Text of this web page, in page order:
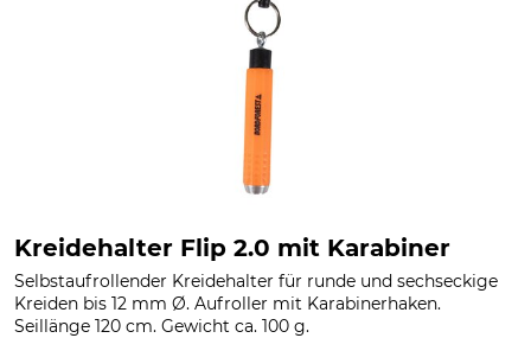
Kreidehalter Flip 2.0 mit Karabiner
Selbstaufrollender Kreidehalter für runde und sechseckige
Kreiden bis 12 mm Ø. Aufroller mit Karabinerhaken.
Seillänge 120 cm. Gewicht ca. 100 g.